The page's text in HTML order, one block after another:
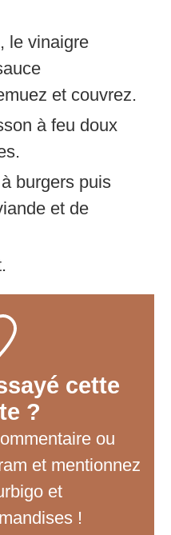
le vinaigre
et couvrez.
à feu doux
burgers puis
et de
cette
?
ou
et mentionnez
et
!